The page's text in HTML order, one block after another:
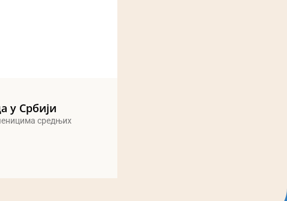
у Србији
средњих